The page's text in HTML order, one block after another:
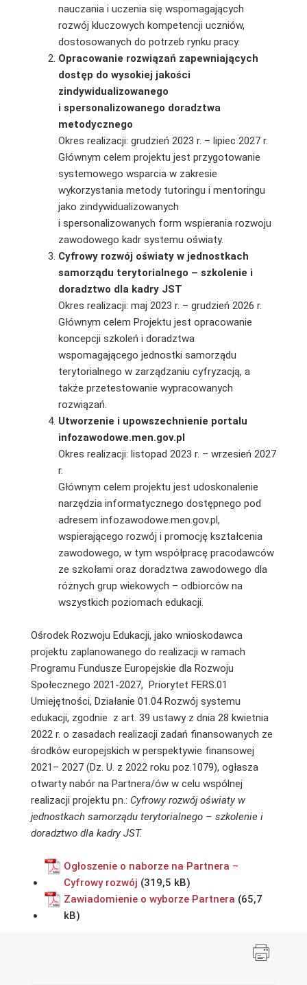
nauczania i uczenia się wspomagających
rozwój kluczowych kompetencji uczniów,
dostosowanych do potrzeb rynku pracy.
Opracowanie rozwiązań zapewniających
dostęp do wysokiej jakości
zindywidualizowanego
i spersonalizowanego doradztwa
metodycznego
Okres realizacji: grudzień 2023 r. – lipiec 2027 r.
Głównym celem projektu jest przygotowanie
systemowego wsparcia w zakresie
wykorzystania metody tutoringu i mentoringu
jako zindywidualizowanych
i spersonalizowanych form wspierania rozwoju
zawodowego kadr systemu oświaty.
Cyfrowy rozwój oświaty w jednostkach
samorządu terytorialnego – szkolenie i
doradztwo dla kadry JST
Okres realizacji: maj 2023 r. – grudzień 2026 r.
Głównym celem Projektu jest opracowanie
koncepcji szkoleń i doradztwa
wspomagającego jednostki samorządu
terytorialnego w zarządzaniu cyfryzacją, a
także przetestowanie wypracowanych
rozwiązań.
Utworzenie i upowszechnienie portalu
infozawodowe.men.gov.pl
Okres realizacji: listopad 2023 r. – wrzesień 2027
r.
Głównym celem projektu jest udoskonalenie
narzędzia informatycznego dostępnego pod
adresem infozawodowe.men.gov.pl,
wspierającego rozwój i promocję kształcenia
zawodowego, w tym współpracę pracodawców
ze szkołami oraz doradztwa zawodowego dla
różnych grup wiekowych – odbiorców na
wszystkich poziomach edukacji.
Ośrodek Rozwoju Edukacji, jako wnioskodawca
projektu zaplanowanego do realizacji w ramach
Programu Fundusze Europejskie dla Rozwoju
Społecznego 2021-2027, Priorytet FERS.01
Umiejętności, Działanie 01.04 Rozwój systemu
edukacji, zgodnie z art. 39 ustawy z dnia 28 kwietnia
2022 r. o zasadach realizacji zadań finansowanych ze
środków europejskich w perspektywie finansowej
2021– 2027 (Dz. U. z 2022 roku poz.1079), ogłasza
otwarty nabór na Partnera/ów w celu wspólnej
realizacji projektu pn.: Cyfrowy rozwój oświaty w
jednostkach samorządu terytorialnego – szkolenie i
doradztwo dla kadry JST.
Ogłoszenie o naborze na Partnera –
Cyfrowy rozwój
Zawiadomienie o wyborze Partnera